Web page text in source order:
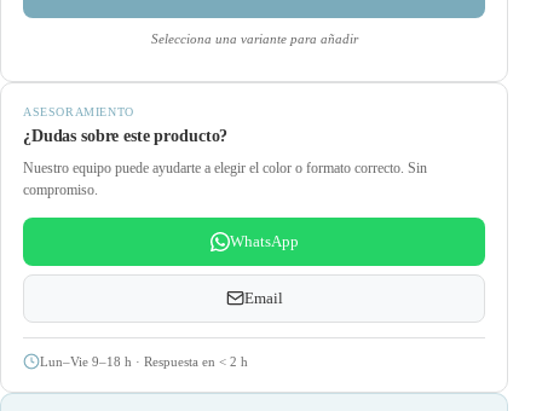
Selecciona una variante para añadir
ASESORAMIENTO
¿Dudas sobre este producto?
Nuestro equipo puede ayudarte a elegir el color o formato correcto. Sin
compromiso.
WhatsApp
Email
Lun–Vie 9–18 h · Respuesta en < 2 h